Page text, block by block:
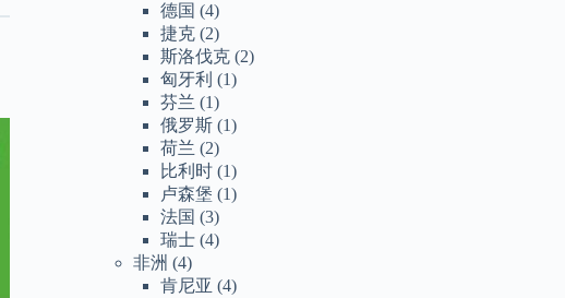
德国 (4)
捷克 (2)
斯洛伐克 (2)
匈牙利 (1)
芬兰 (1)
俄罗斯 (1)
荷兰 (2)
比利时 (1)
卢森堡 (1)
法国 (3)
瑞士 (4)
非洲 (4)
肯尼亚 (4)